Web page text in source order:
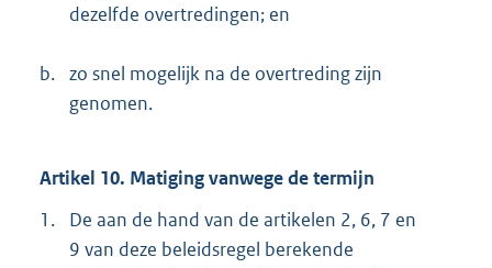
dezelfde overtredingen; en
b. zo snel mogelijk na de overtreding zijn
genomen.
Artikel 10. Matiging vanwege de termijn
1.
De aan de hand van de artikelen 2, 6, 7 en
9 van deze beleidsregel berekende